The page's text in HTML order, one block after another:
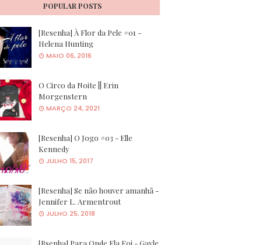
POPULAR POSTS
[Resenha] À Flor da Pele #01 -
Helena Hunting
MAIO 06, 2016
O Circo da Noite || Erin
Morgenstern
MARÇO 24, 2021
[Resenha] O Jogo #03 - Elle
Kennedy
JULHO 15, 2017
[Resenha] Se não houver amanhã -
Jennifer L. Armentrout
JULHO 25, 2018
[Rsenha] Para Onde Ela Foi - Gayle